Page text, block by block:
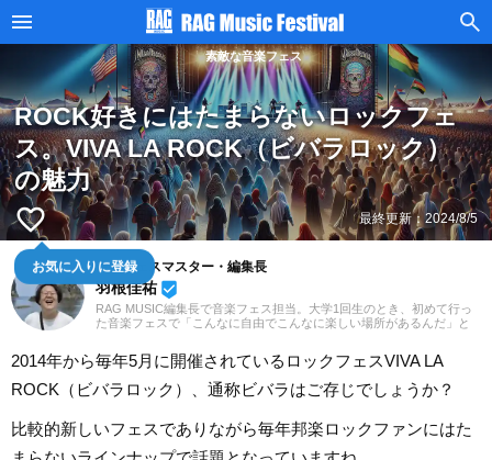
素敵な音楽フェス
ROCK好きにはたまらないロックフェ
ス。VIVA LA ROCK（ビバラロック）
の魅力
favorite_border
お気に入りに登録
最終更新：2024/8/5
音楽フェスマスター・編集長
羽根佳祐 beenhere
RAG MUSIC編集長で音楽フェス担当。大学1回生のとき、初めて行っ
た音楽フェスで「こんなに自由でこんなに楽しい場所があるんだ」と
し、音楽フェスファンを増やすべく、日々発信中。
2014年から毎年5月に開催されているロックフェスVIVA LA
ROCK（ビバラロック）、通称ビバラはご存じでしょうか？
比較的新しいフェスでありながら毎年邦楽ロックファンにはた